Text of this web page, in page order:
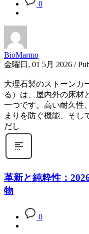
0
BioMarmo
金曜日, 01 5月 2026 /
大理石製のストーンカ
る）は、屋内外の床材
一つです。高い耐久性
まりを防ぐ機能、そし
だし
革新と純粋性：
物
0